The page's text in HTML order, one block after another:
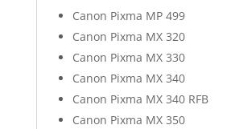
Canon Pixma MP 499
Canon Pixma MX 320
Canon Pixma MX 330
Canon Pixma MX 340
Canon Pixma MX 340 RFB
Canon Pixma MX 350